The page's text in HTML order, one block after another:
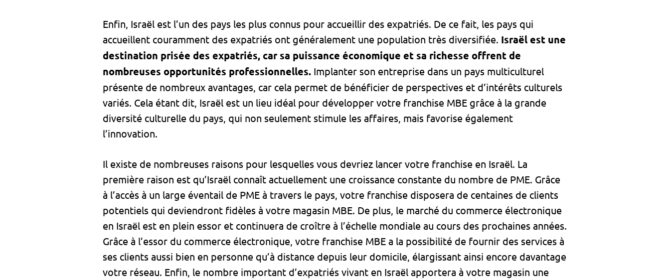
Enfin, Israël est l’un des pays les plus connus pour accueillir des expatriés. De ce fait, les pays qui
accueillent couramment des expatriés ont généralement une population très diversifiée. Israël est une
destination prisée des expatriés, car sa puissance économique et sa richesse offrent de
nombreuses opportunités professionnelles. Implanter son entreprise dans un pays multiculturel
présente de nombreux avantages, car cela permet de bénéficier de perspectives et d’intérêts culturels
variés. Cela étant dit, Israël est un lieu idéal pour développer votre franchise MBE grâce à la grande
diversité culturelle du pays, qui non seulement stimule les affaires, mais favorise également
l’innovation.
Il existe de nombreuses raisons pour lesquelles vous devriez lancer votre franchise en Israël. La
première raison est qu’Israël connaît actuellement une croissance constante du nombre de PME. Grâce
à l’accès à un large éventail de PME à travers le pays, votre franchise disposera de centaines de clients
potentiels qui deviendront fidèles à votre magasin MBE. De plus, le marché du commerce électronique
en Israël est en plein essor et continuera de croître à l’échelle mondiale au cours des prochaines années.
Grâce à l’essor du commerce électronique, votre franchise MBE a la possibilité de fournir des services à
ses clients aussi bien en personne qu’à distance depuis leur domicile, élargissant ainsi encore davantage
votre réseau. Enfin, le nombre important d’expatriés vivant en Israël apportera à votre magasin une